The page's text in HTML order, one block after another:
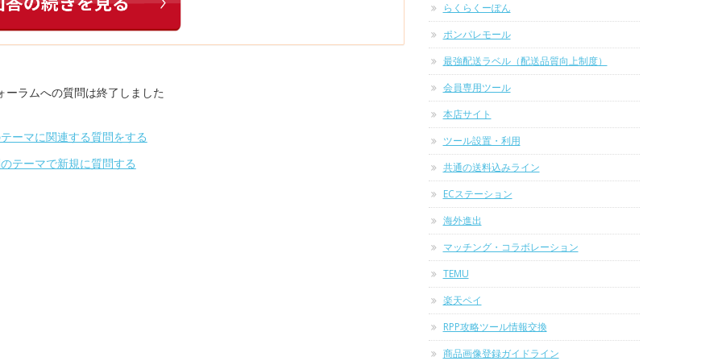
ーラムへの質問は終了しました
ーマに関連する質問をする
テーマで新規に質問する
らくらくーぽん
ポンパレモール
最強配送ラベル（配送品質向上制度）
会員専用ツール
本店サイト
ツール設置・利用
共通の送料込みライン
ECステーション
海外進出
マッチング・コラボレーション
TEMU
楽天ペイ
RPP攻略ツール情報交換
商品画像登録ガイドライン